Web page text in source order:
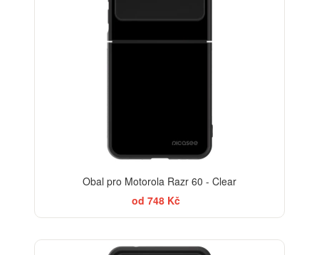
Obal pro Motorola Razr 60 - Clear
od 748 Kč